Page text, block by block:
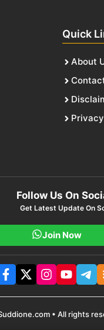
Quick
About
Follow Us On
Get Latest Update On
Join Now
• All rights